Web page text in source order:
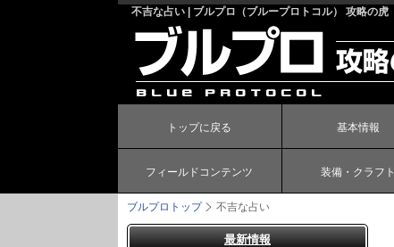
不吉な占い | ブルプロ（ブループロトコル） 攻略の虎
トップに戻る 基本情報
フィールドコンテンツ 装備・クラフト
ブルプロトップ 不吉な占い
最新情報